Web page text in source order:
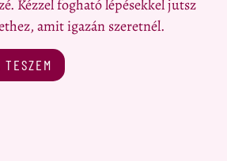
Kézzel fogható lépésekkel jutsz
amit igazán szeretnél.
TESZEM